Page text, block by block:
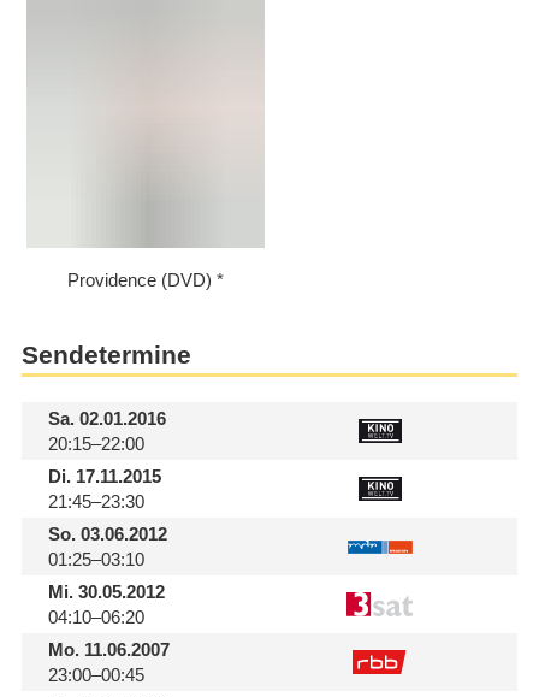
Providence (DVD)
Sendetermine
Sa.02.01.2016
20:15–22:00
Di.17.11.2015
21:45–23:30
So.03.06.2012
01:25–03:10
Mi.30.05.2012
04:10–06:20
Mo.11.06.2007
23:00–00:45